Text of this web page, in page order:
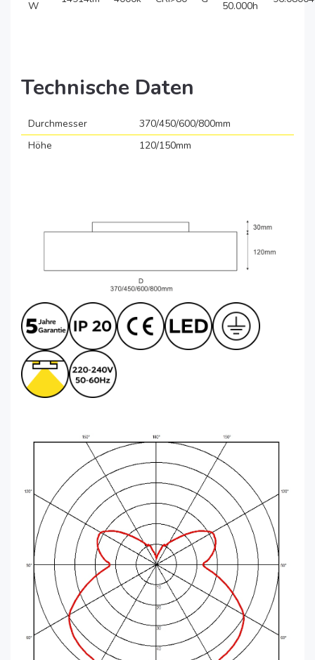
W
50.000h
Technische Daten
Durchmesser
370/450/600/800mm
Höhe
120/150mm